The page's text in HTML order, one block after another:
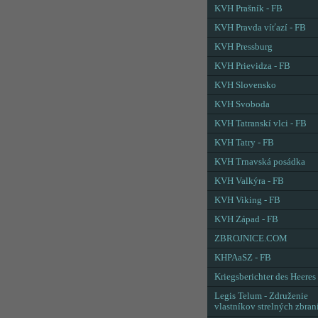
KVH Prašník - FB
KVH Pravda víťazí - FB
KVH Pressburg
KVH Prievidza - FB
KVH Slovensko
KVH Svoboda
KVH Tatranskí vlci - FB
KVH Tatry - FB
KVH Trnavská posádka
KVH Valkýra - FB
KVH Viking - FB
KVH Západ - FB
ZBROJNICE.COM
KHPAaSZ - FB
Kriegsberichter des Heeres
Legis Telum - Združenie
vlastníkov strelných